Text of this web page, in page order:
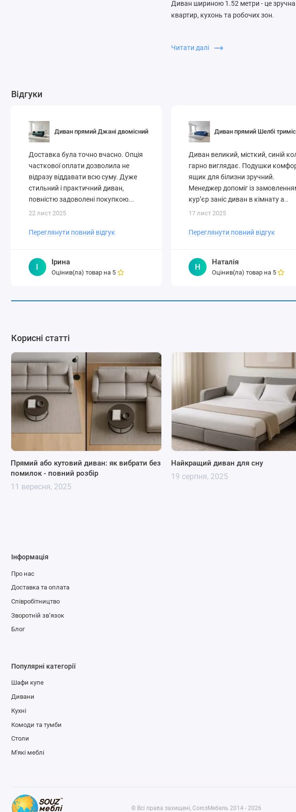
Диван шириною 1.52 метри - це
квартир, кухонь та робочих зон.
Надійне складання та матеріали
Читати далі
Відгуки
Диван прямий Джані двомісний
Доставка була точно вчасно. Опція
часткової оплати дозволила не
відразу віддавати всю суму. Дуже
стильний і практичний диван,
повністю задоволені покупкою...
22 лист 2025
Переглянути повний відгук
І
Ірина
Оцінив(ла) товар на 5
Диван прямий Шелбі
Диван великий, місткий, синій
гарно виглядає. Подушки
ящик для білизни зручний.
Менеджер допоміг із
кур’єр заніс диван в кімнату а..
17 лист 2025
Переглянути повний відгук
Н
Наталія
Оцінив(ла) товар на 5
Корисні статті
Прямий або кутовий диван: як вибрати без
помилок - повний розбір
11 вересня, 2025
Найкращий диван для сну
19 серпня, 2025
Інформація
Про нас
Доставка та оплата
Співробітництво
Зворотній зв’язок
Блог
Популярні категорії
Шафи купе
Дивани
Кухні
Комоди та тумби
Столи
М'які меблі
© Всі права захищені, СоюзМебель 2014 - 2026